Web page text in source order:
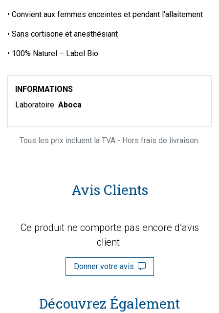
• Convient aux femmes enceintes et pendant l'allaitement
• Sans cortisone et anesthésiant
• 100% Naturel – Label Bio
INFORMATIONS
Laboratoire Aboca
Tous les prix incluent la TVA - Hors frais de livraison.
Avis Clients
Ce produit ne comporte pas encore d’avis
client.
Donner votre avis
Découvrez Également